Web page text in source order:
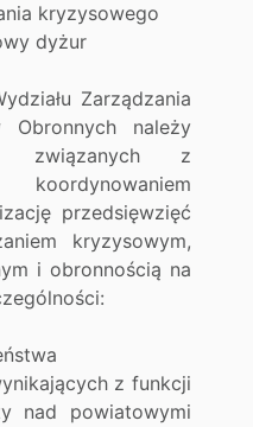
kryzysowego
dyżur
Zarządzania
należy
związanych z
przedsięwzięć
kryzysowym,
i obronnością na
z funkcji
nad powiatowymi